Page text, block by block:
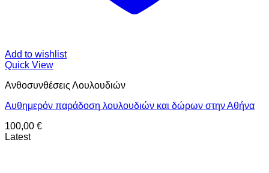
Add to wishlist
Quick View
Ανθοσυνθέσεις Λουλουδιών
Αυθημερόν παράδοση λουλουδιών και δώρων στην Αθήνα
100,00 €
Latest